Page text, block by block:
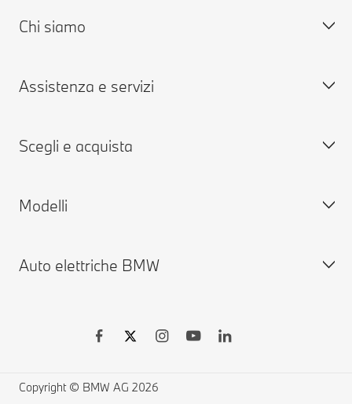
Aiuto & Contatti
Concessionarie & Centri Service BMW
Richiedi un'offerta
Chi siamo
Lavora con noi
BMW Group
Assistenza e servizi
Prenota presso i Centri Service
MY BMW App
Garanzie
Richiamo airbag Takata
Scegli e acquista
Configura la tua BMW
Vetture disponibili usate
Offerte BMW
Modelli
BMW Serie X
Auto elettriche BMW
Home Charging
Copyright © BMW AG 2026